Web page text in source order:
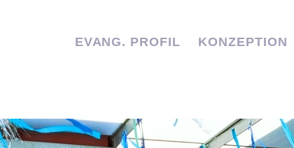
EVANG. PROFIL KONZEPTION